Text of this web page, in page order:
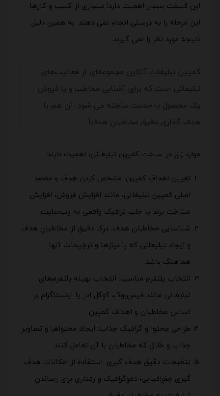
این قسمت بسیار اهمیت دارد! بسیاری از کسب و کارها
این مرحله را به درستی انجام نمی دهند. به همین دلیل
نتیجه مورد نظر را نمی گیرند.
کمپین تبلیغات آنلاین مجموعه‌ای از فعالیت‌های
تبلیغاتی است که برای آشنایی مخاطب و یا فروش
یک محصول یا خدمت ساخته می شود. آن هم با
هدف گذاری دقیق مخاطبان هدف!
موارد زیر در ساخت کمپین تبلیغاتی، اهمیت دارند:
تعیین اهداف کمپین: مشخص کردن هدف و مقصد
اصلی کمپین تبلیغاتی، مانند افزایش فروش، افزایش
شناخت برند یا جلب ترافیک واقعی به وب‌سایت.
شناسایی مخاطبان هدف: درک دقیق از مخاطبان هدف
و ایجاد تبلیغاتی که با نیازها و ترجیحات آنها
هماهنگ باشد.
انتخاب پلتفرم مناسب: انتخاب بهینه پلتفرم‌های
تبلیغاتی مانند فیس‌بوک، گوگل ادز یا اینستاگرام بر
اساس مخاطبان و اهداف کمپین.
طراحی محتوا و گرافیک جذاب: ایجاد محتواها و تصاویر
جذاب و خلاق که مخاطبان با آن تعامل کنند.
تنظیمات دقیق هدف گیری: استفاده از امکانات هدف
گیری جغرافیایی، دموگرافیک و رفتاری برای رساندن